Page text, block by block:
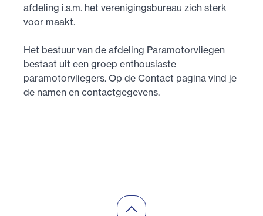
afdeling i.s.m. het verenigingsbureau zich sterk
voor maakt.
Het bestuur van de afdeling Paramotorvliegen
bestaat uit een groep enthousiaste
paramotorvliegers. Op de Contact pagina vind je
de namen en contactgegevens.